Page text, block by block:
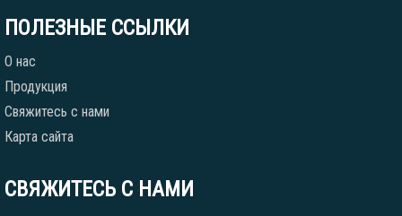
ПОЛЕЗНЫЕ ССЫЛКИ
О нас
Продукция
Свяжитесь с нами
Карта сайта
СВЯЖИТЕСЬ С НАМИ